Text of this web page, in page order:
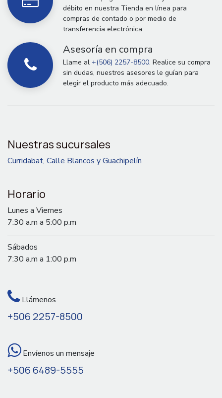
débito en nuestra Tienda en línea para
compras de contado o por medio de
transferencia electrónica.
Asesoría en compra
Llame al +(506) 2257-8500. Realice su compra
sin dudas, nuestros asesores le guían para
elegir el producto más adecuado.
Nuestras sucursales
Curridabat, Calle Blancos y Guachipelín
Horario
Lunes a Viernes
7:30 a.m a 5:00 p.m
Sábados
7:30 a.m a 1:00 p.m
Llámenos
+506 2257-8500
Envíenos un mensaje
+506 6489-5555